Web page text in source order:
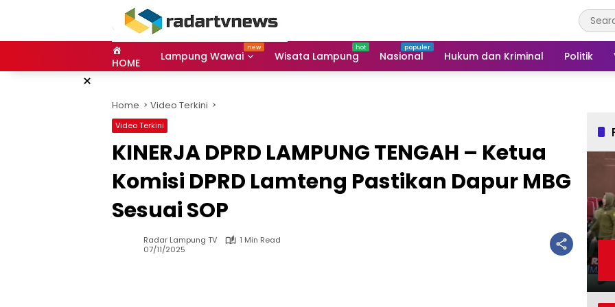
HOME Lampung Wawai Wisata Lampung Nasional Hukum dan Kriminal Politik
×
Home Video Terkini
Video Terkini
KINERJA DPRD LAMPUNG TENGAH – Ketua
Komisi DPRD Lamteng Pastikan Dapur MBG
Sesuai SOP
Radar Lampung TV
1 Min Read
07/11/2025